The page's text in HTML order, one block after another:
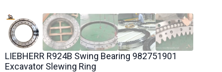
LIEBHERR R924B Swing Bearing 982751901
Excavator Slewing Ring